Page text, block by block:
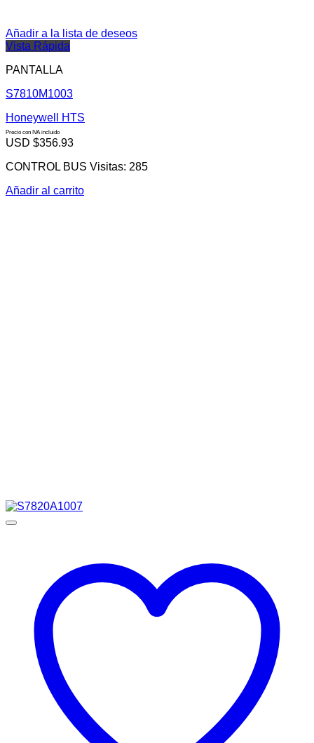
Añadir a la lista de deseos
Vista Rápida
PANTALLA
S7810M1003
Honeywell HTS
Precio con IVA incluido
USD $356.93
CONTROL BUS Visitas: 285
Añadir al carrito